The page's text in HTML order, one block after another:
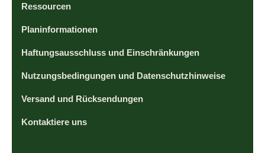
Ressourcen
Planinformationen
Haftungsausschluss und Einschränkungen
Nutzungsbedingungen und Datenschutzhinweise
Versand und Rücksendungen
Kontaktiere uns